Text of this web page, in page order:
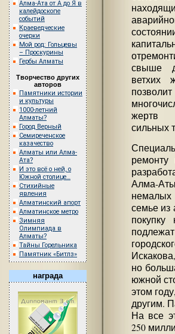
Алма-Ата от А до Я в
калейдоскопе
событий
Краеведческие
очерки
Мой род: Гольцевы
– Проскурины
Гербы Алматы
Творчество других
авторов
Памятники истории
и культуры
1000-летний
Алматы?
Город Верный
Семиреченское
казачество
Алматы или Алма-
Ата?
И это всё о ней, о
Южной столице…
Стихийные
явления
Алматинский апорт
Алматинское метро
Зимняя
Олимпиада в
Алматы?
Тайны Горельника
Памятник «Битлз»
награда
свыше
ветхих
жертв
сильных
Алма-
семье из
но
южной
этом
другим.
На все
250